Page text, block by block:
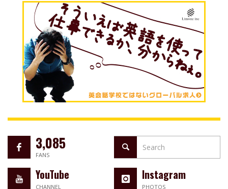
3,085
FANS
YouTube
CHANNEL
Instagram
PHOTOS